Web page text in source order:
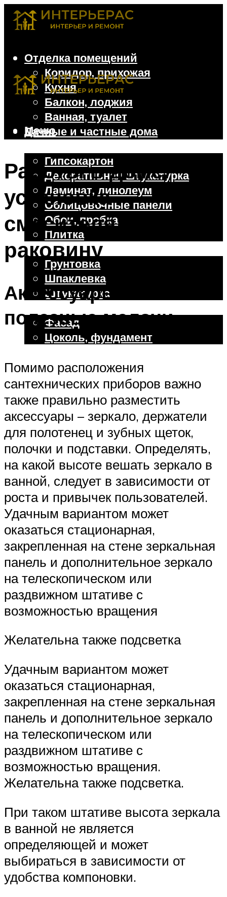
Отделка помещений
Коридор, прихожая
Кухня
Балкон, лоджия
Ванная, туалет
Дачные и частные дома
Гипсокартон
Декоративная штукатурка
Ламинат, линолеум
Облицовочные панели
Обои, пробка
Плитка
Отделочные работы
Грунтовка
Шпаклевка
Штукатурка
Внешняя отделка
Фасад
Цоколь, фундамент
Меню
Меню
Работы в доме:
установка
смесителя на
раковину
Аксессуары и
полезные мелочи
Помимо расположения
сантехнических приборов важно
также правильно разместить
аксессуары – зеркало, держатели
для полотенец и зубных щеток,
полочки и подставки. Определять,
на какой высоте вешать зеркало в
ванной, следует в зависимости от
роста и привычек пользователей.
Удачным вариантом может
оказаться стационарная,
закрепленная на стене зеркальная
панель и дополнительное зеркало
на телескопическом или
раздвижном штативе с
возможностью вращения
Желательна также подсветка
Удачным вариантом может
оказаться стационарная,
закрепленная на стене зеркальная
панель и дополнительное зеркало
на телескопическом или
раздвижном штативе с
возможностью вращения.
Желательна также подсветка.
При таком штативе высота зеркала
в ванной не является
определяющей и может
выбираться в зависимости от
удобства компоновки.